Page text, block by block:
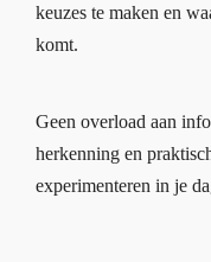
keuzes te maken en
komt.
Geen overload aan
herkenning en
experimenteren in je